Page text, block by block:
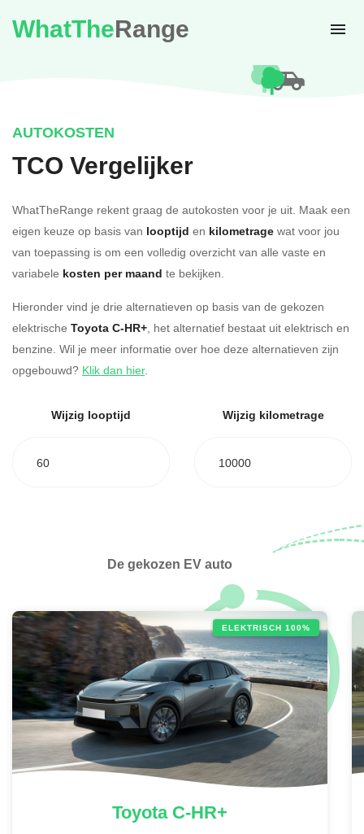
WhatTheRange
AUTOKOSTEN
TCO Vergelijker
WhatTheRange rekent graag de autokosten voor je uit. Maak een
eigen keuze op basis van looptijd en kilometrage wat voor jou
van toepassing is om een volledig overzicht van alle vaste en
variabele kosten per maand te bekijken.
Hieronder vind je drie alternatieven op basis van de gekozen
elektrische Toyota C-HR+, het alternatief bestaat uit elektrisch en
benzine. Wil je meer informatie over hoe deze alternatieven zijn
opgebouwd? Klik dan hier.
Wijzig looptijd
60
Wijzig kilometrage
10000
De gekozen EV auto
ELEKTRISCH 100%
ToyotaC-HR+